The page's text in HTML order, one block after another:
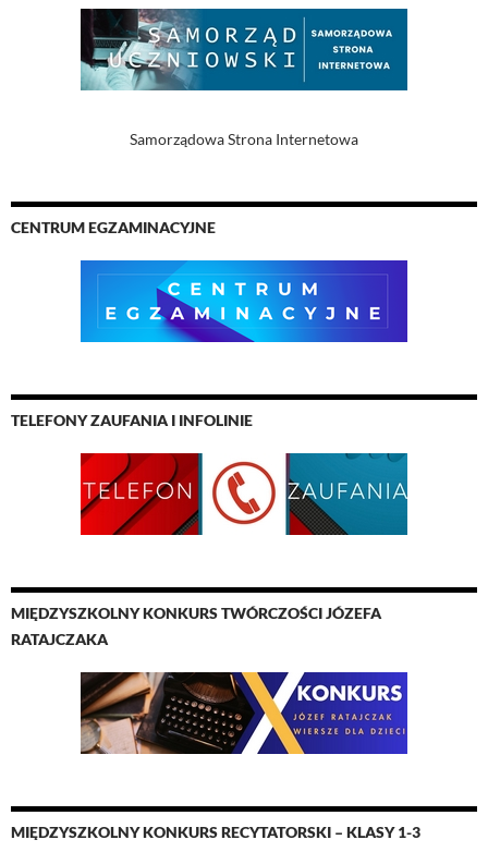
Samorządowa Strona Internetowa
CENTRUM EGZAMINACYJNE
TELEFONY ZAUFANIA I INFOLINIE
MIĘDZYSZKOLNY KONKURS TWÓRCZOŚCI JÓZEFA
RATAJCZAKA
MIĘDZYSZKOLNY KONKURS RECYTATORSKI – KLASY 1-3